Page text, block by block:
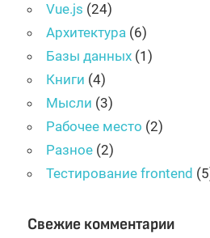
Vue.js (24)
Архитектура (6)
Базы данных (1)
Книги (4)
Мысли (3)
Рабочее место (2)
Разное (2)
Тестирование frontend
Свежие комментарии